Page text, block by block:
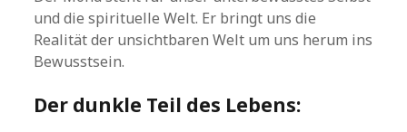
und die spirituelle Welt. Er bringt uns die
Realität der unsichtbaren Welt um uns herum ins
Bewusstsein.
Der dunkle Teil des Lebens: